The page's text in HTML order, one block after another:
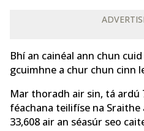
Bhí an cainéal ann chun
gcuimhne a chur chun cinn
Mar thoradh air sin, tá ardú
féachana teilifíse na Sraithe
33,608 air an séasúr seo